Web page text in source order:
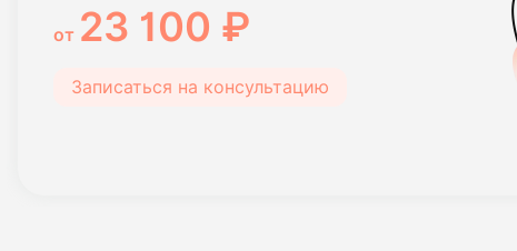
от 23 100 ₽
Записаться на консультацию